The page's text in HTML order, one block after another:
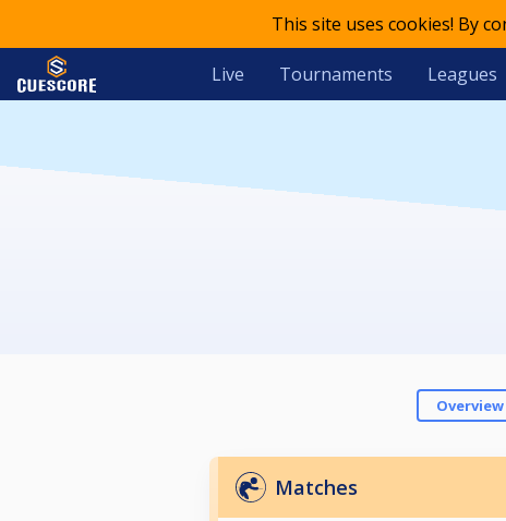
This site uses cookies! By
Live Tournaments Leagues
Overview
Matches